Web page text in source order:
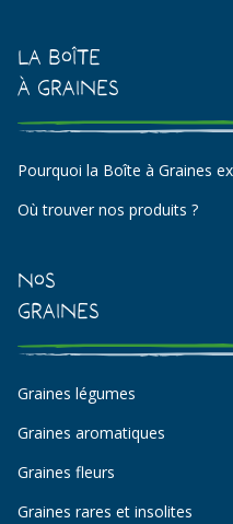
La Boîte
à Graines
Pourquoi la Boîte à Graines
Où trouver nos produits ?
Nos
Graines
Graines légumes
Graines aromatiques
Graines fleurs
Graines rares et insolites